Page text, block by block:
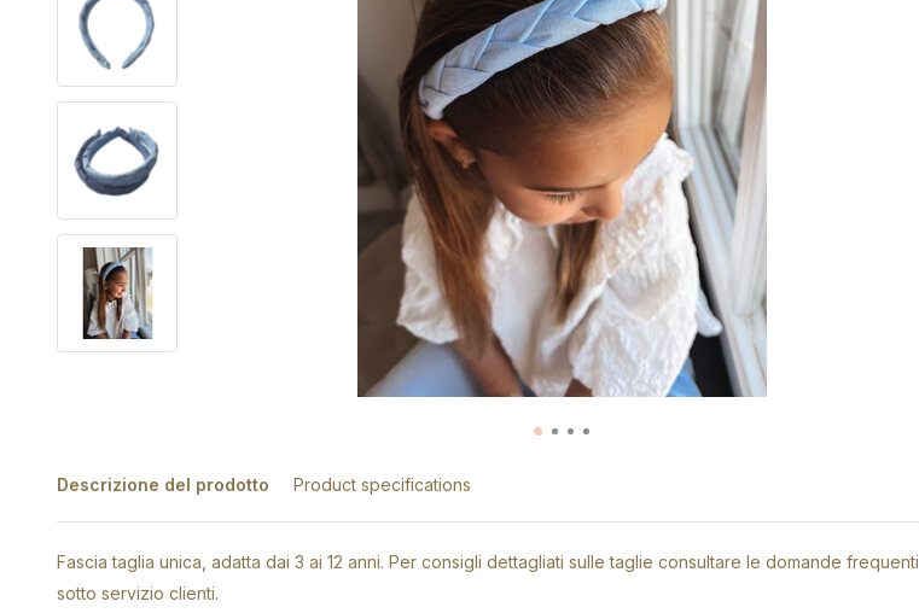
Descrizione del prodotto Product specifications
Fascia taglia unica, adatta dai 3 ai 12 anni. Per consigli dettagliati sulle taglie consultare le domande frequenti
sotto servizio clienti.